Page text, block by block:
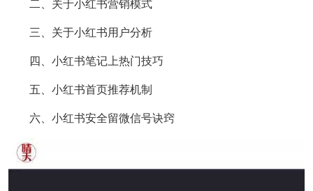
二、关于小红书营销模式
三、关于小红书用户分析
四、小红书笔记上热门技巧
五、小红书首页推荐机制
六、小红书安全留微信号诀窍